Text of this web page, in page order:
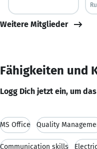
Weitere Mitglieder
Fähigkeiten und
Logg Dich jetzt ein, um
MS Office Quality
Communication skills